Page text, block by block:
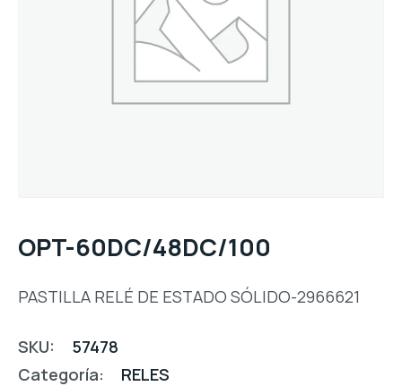
OPT-60DC/48DC/100
PASTILLA RELÉ DE ESTADO SÓLIDO-2966621
SKU:
57478
Categoría:
RELES